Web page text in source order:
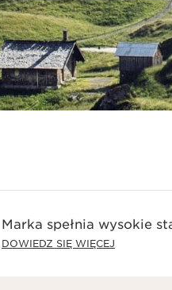
Marka spełnia wysokie
DOWIEDZ SIĘ WIĘCEJ